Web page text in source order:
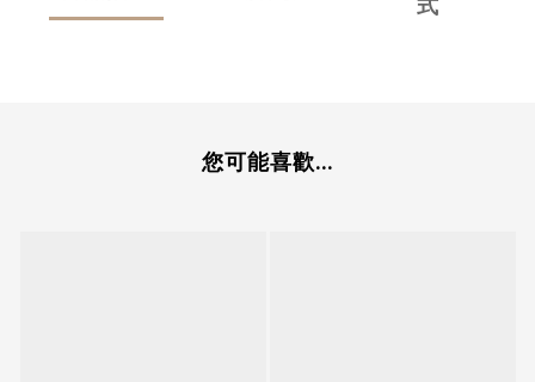
您可能喜歡...